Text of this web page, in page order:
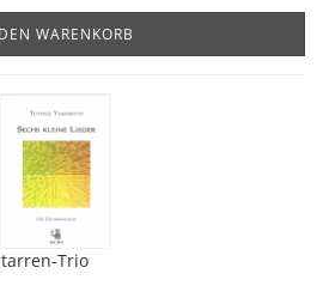
WARENKORB
Trio